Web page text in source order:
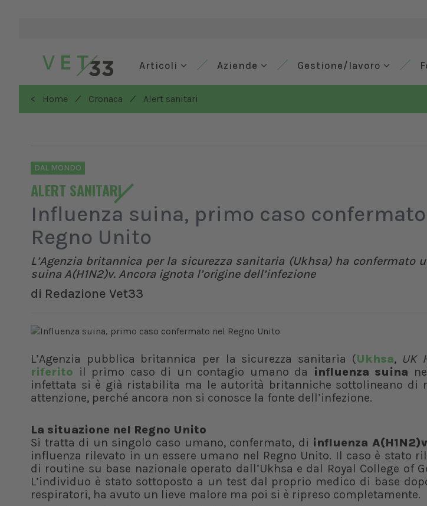
Articoli Aziende Gestione/lavoro
< Home / Cronaca / Alert sanitari
DAL MONDO
ALERT SANITARI
Influenza suina, primo caso
Regno Unito
L’Agenzia britannica per la sicurezza sanitaria (Ukhsa) ha confermato
suina A(H1N2)v. Ancora ignota l’origine dell’infezione
di Redazione Vet33
L’Agenzia pubblica britannica per la sicurezza sanitaria (Ukhsa, UK
riferito il primo caso di un contagio umano da influenza suina
infettata si è già ristabilita ma le autorità britanniche sottolineano di
attenzione, perché ancora non si conosce la fonte dell’infezione.
La situazione nel Regno Unito
Si tratta di un singolo caso umano, confermato, di influenza A(H1N2)v
influenza rilevato in un essere umano nel Regno Unito. Il caso è stato
di routine su base nazionale operato dall’Ukhsa e dal Royal College of
L’individuo è stato sottoposto a un test dal proprio medico di base
respiratori, ha avuto un lieve malore ma poi si è ripreso completamente.